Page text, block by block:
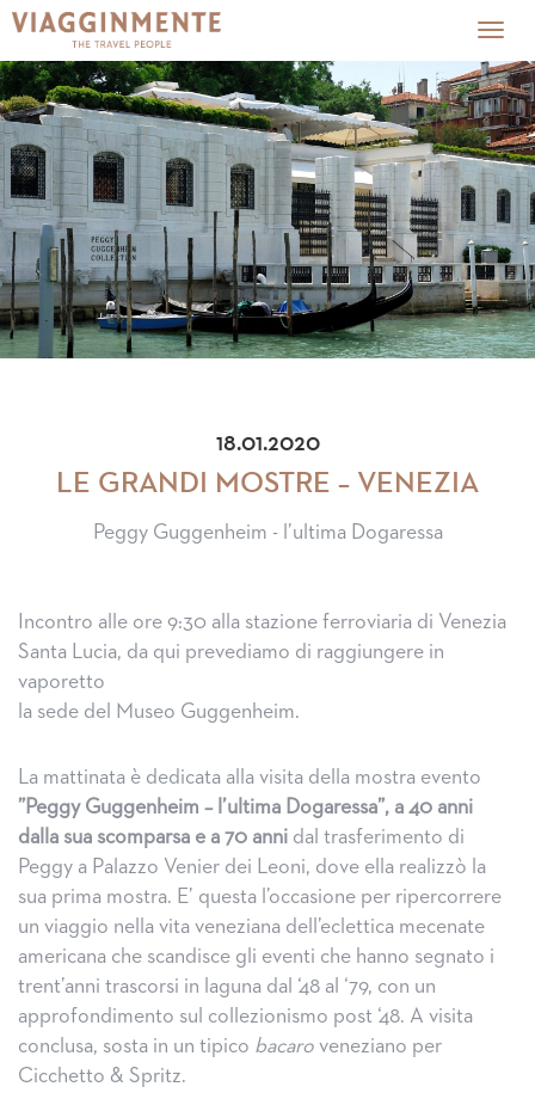
18.01.2020
LE GRANDI MOSTRE – VENEZIA
Peggy Guggenheim - l’ultima Dogaressa
Incontro alle ore 9:30 alla stazione ferroviaria di Venezia
Santa Lucia, da qui prevediamo di raggiungere in
vaporetto
la sede del Museo Guggenheim.
La mattinata è dedicata alla visita della mostra evento
”Peggy Guggenheim – l’ultima Dogaressa”, a 40 anni
dalla sua scomparsa e a 70 anni dal trasferimento di
Peggy a Palazzo Venier dei Leoni, dove ella realizzò la
sua prima mostra. E’ questa l’occasione per ripercorrere
un viaggio nella vita veneziana dell’eclettica mecenate
americana che scandisce gli eventi che hanno segnato i
trent’anni trascorsi in laguna dal ‘48 al ‘79, con un
approfondimento sul collezionismo post ‘48. A visita
conclusa, sosta in un tipico bacaro veneziano per
Cicchetto & Spritz.